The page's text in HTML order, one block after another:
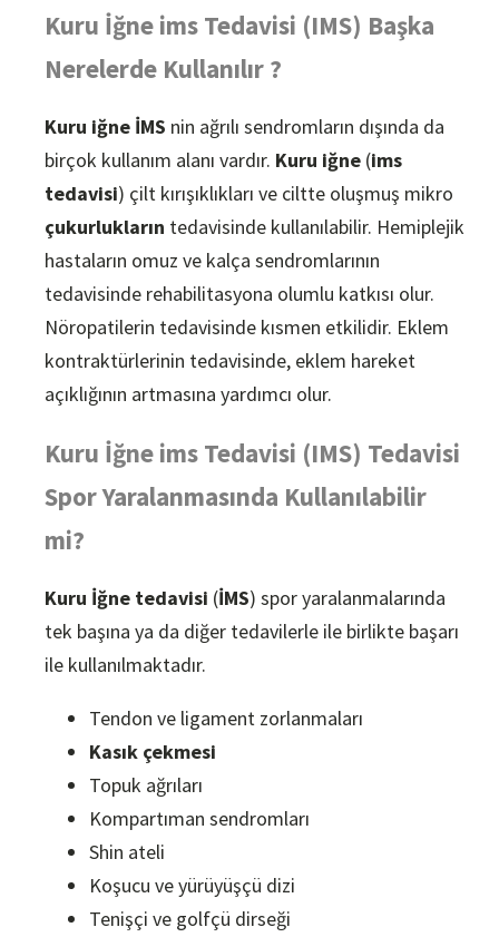
Kuru İğne ims Tedavisi (IMS) Başka
Nerelerde Kullanılır ?
Kuru iğne İMS nin ağrılı sendromların dışında da
birçok kullanım alanı vardır. Kuru iğne (ims
tedavisi) çilt kırışıklıkları ve ciltte oluşmuş mikro
çukurlukların tedavisinde kullanılabilir. Hemiplejik
hastaların omuz ve kalça sendromlarının
tedavisinde rehabilitasyona olumlu katkısı olur.
Nöropatilerin tedavisinde kısmen etkilidir. Eklem
kontraktürlerinin tedavisinde, eklem hareket
açıklığının artmasına yardımcı olur.
Kuru İğne ims Tedavisi (IMS) Tedavisi
Spor Yaralanmasında Kullanılabilir
mi?
Kuru İğne tedavisi (İMS) spor yaralanmalarında
tek başına ya da diğer tedavilerle ile birlikte başarı
ile kullanılmaktadır.
Tendon ve ligament zorlanmaları
Kasık çekmesi
Topuk ağrıları
Kompartıman sendromları
Shin ateli
Koşucu ve yürüyüşçü dizi
Tenişçi ve golfçü dirseği